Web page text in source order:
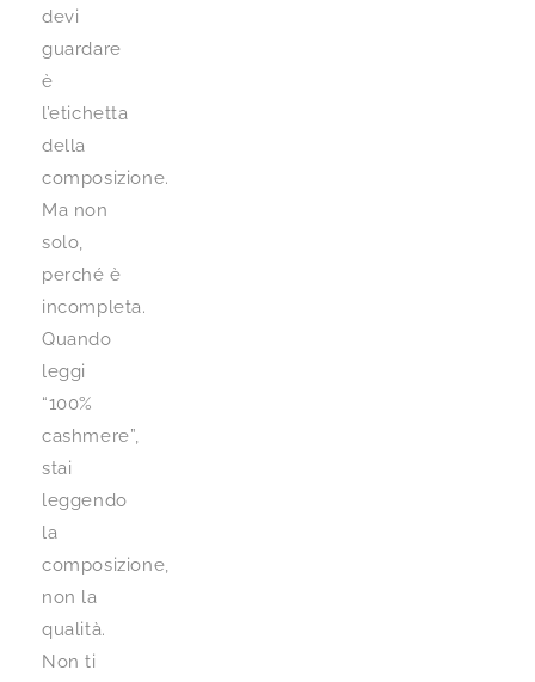
devi
guardare
è
l’etichetta
della
composizione.
Ma non
solo,
perché è
incompleta.
Quando
leggi
“100%
cashmere”,
stai
leggendo
la
composizione,
non la
qualità.
Non ti